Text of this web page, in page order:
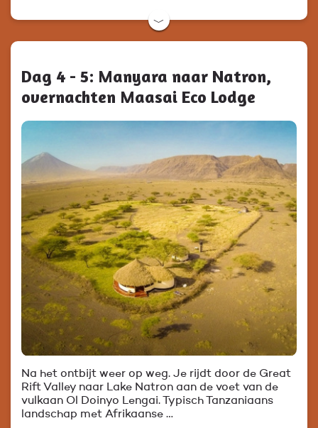
﹀
Dag 4 - 5: Manyara naar Natron,
overnachten Maasai Eco Lodge
Na het ontbijt weer op weg. Je rijdt door de Great
Rift Valley naar Lake Natron aan de voet van de
vulkaan Ol Doinyo Lengai. Typisch Tanzaniaans
landschap met Afrikaanse …